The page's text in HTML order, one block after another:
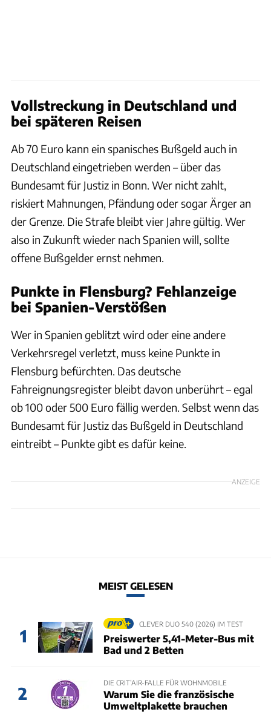
Vollstreckung in Deutschland und
bei späteren Reisen
Ab 70 Euro kann ein spanisches Bußgeld auch in
Deutschland eingetrieben werden – über das
Bundesamt für Justiz in Bonn. Wer nicht zahlt,
riskiert Mahnungen, Pfändung oder sogar Ärger an
der Grenze. Die Strafe bleibt vier Jahre gültig. Wer
also in Zukunft wieder nach Spanien will, sollte
offene Bußgelder ernst nehmen.
Punkte in Flensburg? Fehlanzeige
bei Spanien-Verstößen
Wer in Spanien geblitzt wird oder eine andere
Verkehrsregel verletzt, muss keine Punkte in
Flensburg befürchten. Das deutsche
Fahreignungsregister bleibt davon unberührt – egal
ob 100 oder 500 Euro fällig werden. Selbst wenn das
Bundesamt für Justiz das Bußgeld in Deutschland
eintreibt – Punkte gibt es dafür keine.
ANZEIGE
MEIST GELESEN
1
CLEVER DUO 540 (2026) IM TEST
Preiswerter 5,41-Meter-Bus mit
Bad und 2 Betten
2
DIE CRIT’AIR-FALLE FÜR WOHNMOBILE
Warum Sie die französische
Umweltplakette brauchen